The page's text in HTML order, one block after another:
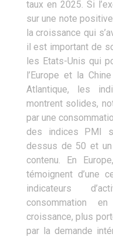
taux en 2025. Si
sur une note
la croissance qui
il est important de
les Etats-Unis qui
l’Europe et la
Atlantique, les
montrent solides,
par une
des indices PMI
dessus de 50 et un
contenu. En
témoignent d’une
indicateurs
consommation
croissance, plus
par la demande